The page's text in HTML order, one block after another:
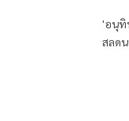
'อนุทิ
สลด